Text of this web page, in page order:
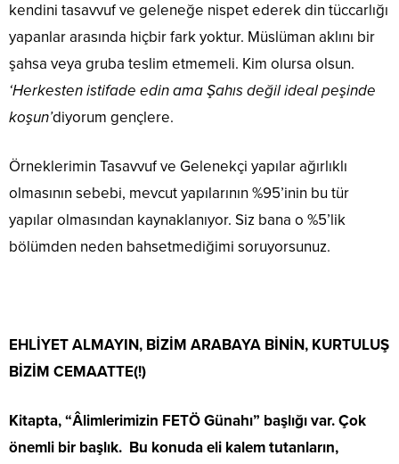
kendini tasavvuf ve geleneğe nispet ederek din tüccarlığı
yapanlar arasında hiçbir fark yoktur. Müslüman aklını bir
şahsa veya gruba teslim etmemeli. Kim olursa olsun.
‘Herkesten istifade edin ama Şahıs değil ideal peşinde
koşun’diyorum gençlere.
Örneklerimin Tasavvuf ve Gelenekçi yapılar ağırlıklı
olmasının sebebi, mevcut yapılarının %95’inin bu tür
yapılar olmasından kaynaklanıyor. Siz bana o %5’lik
bölümden neden bahsetmediğimi soruyorsunuz.
EHLİYET ALMAYIN, BİZİM ARABAYA BİNİN, KURTULUŞ
BİZİM CEMAATTE(!)
Kitapta, “Âlimlerimizin FETÖ Günahı” başlığı var. Çok
önemli bir başlık. Bu konuda eli kalem tutanların,